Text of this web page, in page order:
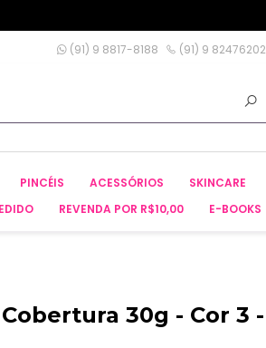
(91) 9 8817-8188 (91) 9 82476202
PINCÉIS ACESSÓRIOS SKINCARE
REVENDA POR R$10,00 E-BOOKS
30g - Cor 3 -